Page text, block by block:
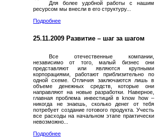
Для более удобной работы с нашим
ресурсом мы внесли в его структуру...
Подробнее
25.11.2009 Развитие – шаг за шагом
Все отечественные компании,
независимо от того, малый бизнес они
представляют или являются крупными
корпорациями, работают приблизительно по
одной схеме. Отличия заключаются лишь в
объеме денежных средств, которые они
направляют на новые разработки. Наверное,
главная проблема инвестиций в know how –
никогда не знаешь, сколько денег от тебя
потребует создание готового продукта. Учесть
все расходы на начальном этапе практически
невозможно...
Подробнее